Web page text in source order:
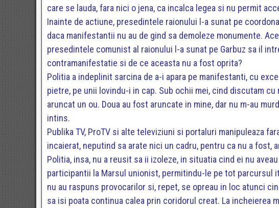
care se lauda, fara nici o jena, ca incalca legea si nu permit
Inainte de actiune, presedintele raionului l-a sunat pe
daca manifestantii nu au de gind sa demoleze monumente.
presedintele comunist al raionului l-a sunat pe Garbuz sa il
contramanifestatie si de ce aceasta nu a fost oprita?
Politia a indeplinit sarcina de a-i apara pe manifestanti, cu
pietre, pe unii lovindu-i in cap. Sub ochii mei, cind discutam
aruncat un ou. Doua au fost aruncate in mine, dar nu m-au
intins.
Publika TV, ProTV si alte televiziuni si portaluri manipuleaza
incaierat, neputind sa arate nici un cadru, pentru ca nu a fost,
Politia, insa, nu a reusit sa ii izoleze, in situatia cind ei nu
participantii la Marsul unionist, permitindu-le pe tot parcursul
nu au raspuns provocarilor si, repet, se opreau in loc atunci
sa isi poata continua calea prin coridorul creat. La incheierea